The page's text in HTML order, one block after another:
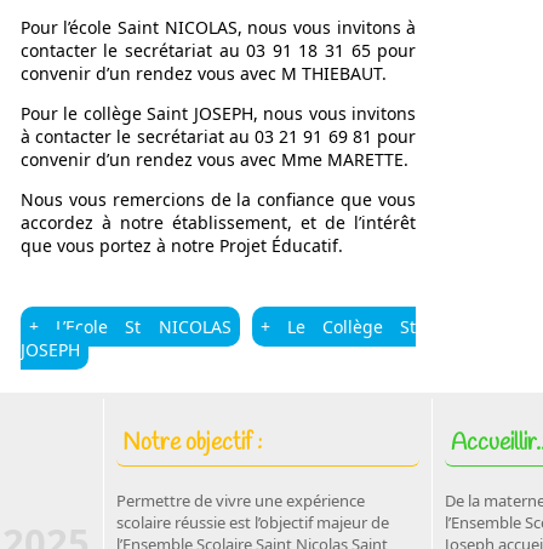
Pour l’école Saint NICOLAS, nous vous invitons à
contacter le secrétariat au 03 91 18 31 65 pour
convenir d’un rendez vous avec M THIEBAUT.
Pour le collège Saint JOSEPH, nous vous invitons
à contacter le secrétariat au 03 21 91 69 81 pour
convenir d’un rendez vous avec Mme MARETTE.
Nous vous remercions de la confiance que vous
accordez à notre établissement, et de l’intérêt
que vous portez à notre Projet Éducatif.
+ L’Ecole St NICOLAS
+ Le Collège St
JOSEPH
Notre objectif :
Permettre de vivre une expérience
scolaire réussie est l’objectif majeur de
l’Ensemble Scolaire Saint Nicolas Saint
De la
l’Ensemble
Joseph